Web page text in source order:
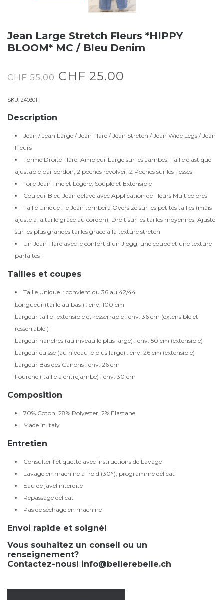
Jean Large Stretch Fleurs *HIPPY
BLOOM* MC / Bleu Denim
CHF55.00 CHF 25.00
SKU: 240301
Description
Jean / Jean Large / Jean Flare / Jean Stretch / Jean Wide Legs / Jean
Fleurs
Forme Droite Flare, Ampleur Large sur les Jambes, Taille élastique
ajustable par cordon, 2 poches revolver, 2 Poches sur les Fesses
Toile Jean Fine et Légère, Souple et Extensible
Couleur Bleu Jean délavé avec Application de Fleurs Multicolores
Taille Unique : le Jean tombera Oversize sur les petites tailles (mais
ajusté à la taille grâce au cordon), Droit sur les tailles moyennes, Ajusté
sur les plus grandes tailles grâce à la texture stretch
Un Jean Flare avec le confort d’un J ogg, une coupe et une texture
parfaites !
Tailles et coupes
Taille Unique : convient du 36 au 42/44
Longueur (taille au bas ) : env. 100 cm
Largeur taille -extensible et resserrable : env. 36 cm (extensible et
resserrable )
Largeur hanches (au niveau le plus large) : env. 50 cm (extensible)
Largeur cuisse (au niveau le plus large) : env. 26 cm (extensible)
Largeur Bas des Canons : env. 26 cm
Fourche ( taille à entrejambe) : env. 30 cm
Composition
70% Coton, 28% Polyester, 2% Elastane
Made in Italy
Entretien
Consulter l’étiquette avec Instructions de Lavage
Lavage en machine à froid (30°), programme délicat
Eau de javel interdite
Repassage délicat
Pas de séchage en machine
Envoi rapide et soigné!
Vous souhaitez un conseil ou un
renseignement?
Contactez-nous! info@bellerebelle.ch